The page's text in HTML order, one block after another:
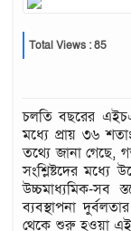
Total Views : 85
চলতি বছরের
মধ্যে প্রায় ৩৬
তথ্যে জানা গেছে,
সংশ্লিষ্টদের মধ্যে
উচ্চমাধ্যমিক-সব
ব্যবস্থাপনা
থেকে শুরু হওয়া